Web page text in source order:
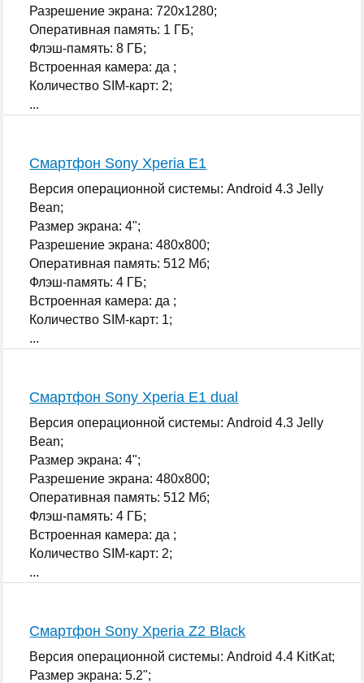
Разрешение экрана: 720x1280;
Оперативная память: 1 ГБ;
Флэш-память: 8 ГБ;
Встроенная камера: да ;
Количество SIM-карт: 2;
...
Смартфон Sony Xperia E1
Версия операционной системы: Android 4.3 Jelly
Bean;
Размер экрана: 4";
Разрешение экрана: 480x800;
Оперативная память: 512 Мб;
Флэш-память: 4 ГБ;
Встроенная камера: да ;
Количество SIM-карт: 1;
...
Смартфон Sony Xperia E1 dual
Версия операционной системы: Android 4.3 Jelly
Bean;
Размер экрана: 4";
Разрешение экрана: 480x800;
Оперативная память: 512 Мб;
Флэш-память: 4 ГБ;
Встроенная камера: да ;
Количество SIM-карт: 2;
...
Смартфон Sony Xperia Z2 Black
Версия операционной системы: Android 4.4 KitKat;
Размер экрана: 5.2";